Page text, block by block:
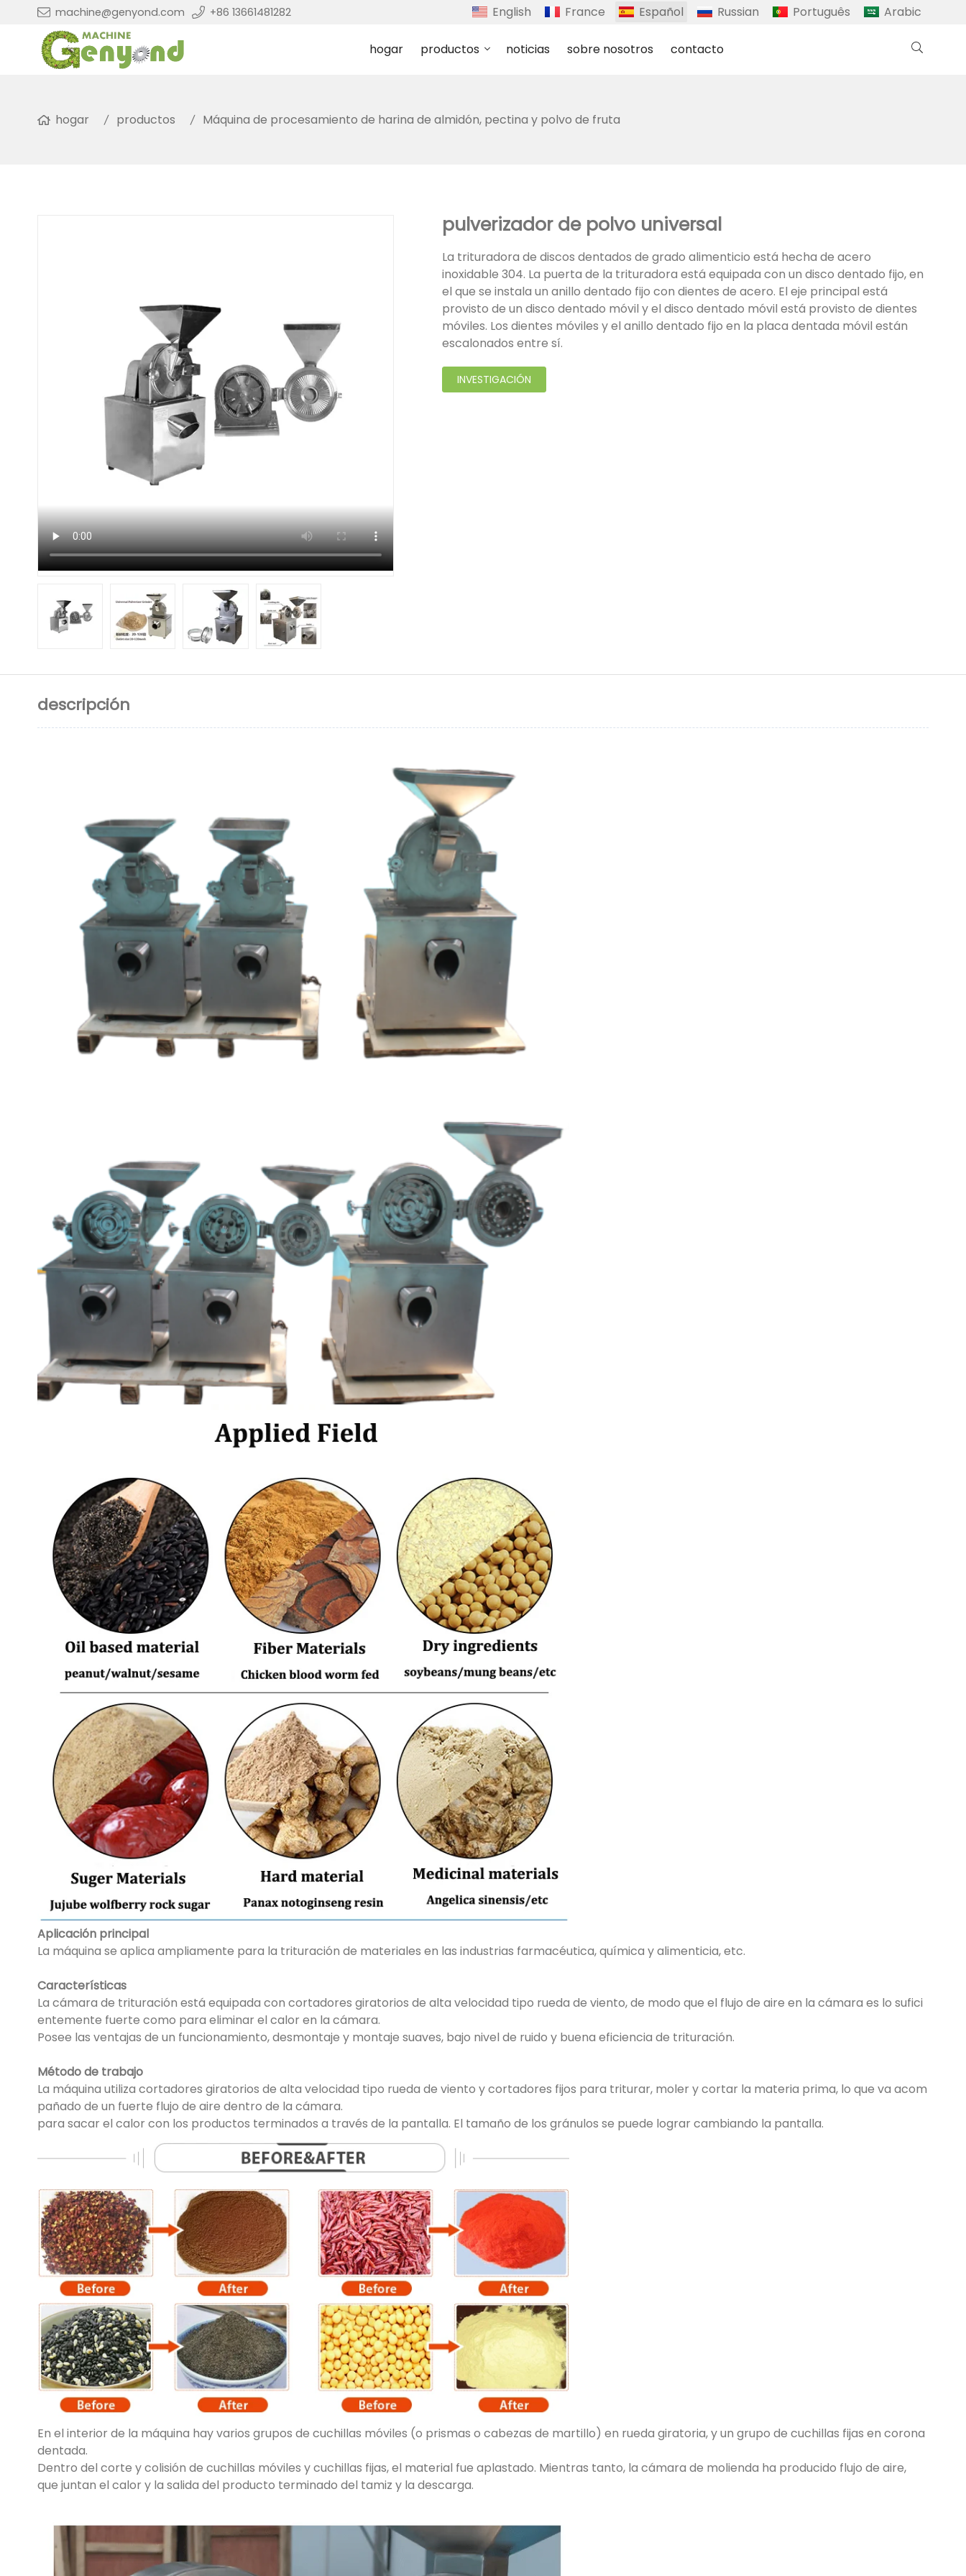
machine@genyond.com +86 13661481282 English France Español Russian Português Arabic
hogar productos noticias sobre nosotros contacto
hogar productos Máquina de procesamiento de harina de almidón, pectina y polvo de fruta
pulverizador de polvo universal
La trituradora de discos dentados de grado alimenticio está hecha de acero
inoxidable 304. La puerta de la trituradora está equipada con un disco dentado fijo, en
el que se instala un anillo dentado fijo con dientes de acero. El eje principal está
provisto de un disco dentado móvil y el disco dentado móvil está provisto de dientes
móviles. Los dientes móviles y el anillo dentado fijo en la placa dentada móvil están
escalonados entre sí.
INVESTIGACIÓN
descripción
Aplicación principal
La máquina se aplica ampliamente para la trituración de materiales en las industrias farmacéutica, química y alimenticia, etc.
Características
La cámara de trituración está equipada con cortadores giratorios de alta velocidad tipo rueda de viento, de modo que el flujo de aire en la cámara es lo sufici
entemente fuerte como para eliminar el calor en la cámara.
Posee las ventajas de un funcionamiento, desmontaje y montaje suaves, bajo nivel de ruido y buena eficiencia de trituración.
Método de trabajo
La máquina utiliza cortadores giratorios de alta velocidad tipo rueda de viento y cortadores fijos para triturar, moler y cortar la materia prima, lo que va acom
pañado de un fuerte flujo de aire dentro de la cámara.
para sacar el calor con los productos terminados a través de la pantalla. El tamaño de los gránulos se puede lograr cambiando la pantalla.
En el interior de la máquina hay varios grupos de cuchillas móviles (o prismas o cabezas de martillo) en rueda giratoria, y un grupo de cuchillas fijas en corona
dentada.
Dentro del corte y colisión de cuchillas móviles y cuchillas fijas, el material fue aplastado. Mientras tanto, la cámara de molienda ha producido flujo de aire,
que juntan el calor y la salida del producto terminado del tamiz y la descarga.